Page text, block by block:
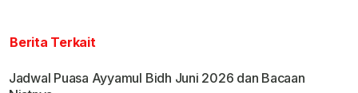
Berita Terkait
Jadwal Puasa Ayyamul Bidh Juni 2026 dan Bacaan